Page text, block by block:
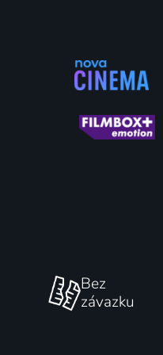
Bez
závazku